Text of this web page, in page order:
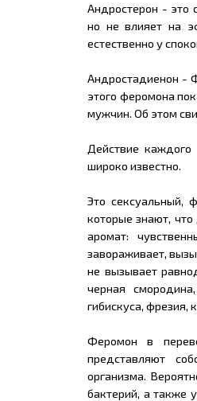
Андростерон - это
но не влияет на
естественно у
Андростадиенон -
этого феромона
мужчин. Об этом
Действие
широко известно.
Это сексуальный,
которые знают, что
аромат:
завораживает,
не вызывает
черная
гибискуса, фрезия,
Феромон в
представляют
организма.
бактерий, а также